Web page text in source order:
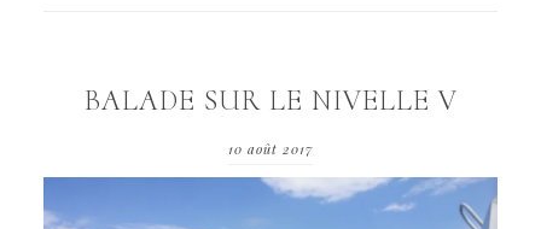
BALADE SUR LE NIVELLE V
10 août 2017